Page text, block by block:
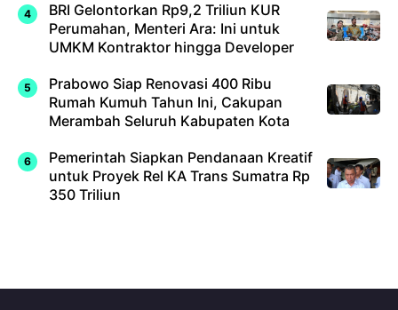
BRI Gelontorkan Rp9,2 Triliun KUR
Perumahan, Menteri Ara: Ini untuk
UMKM Kontraktor hingga Developer
Prabowo Siap Renovasi 400 Ribu
Rumah Kumuh Tahun Ini, Cakupan
Merambah Seluruh Kabupaten Kota
Pemerintah Siapkan Pendanaan Kreatif
untuk Proyek Rel KA Trans Sumatra Rp
350 Triliun